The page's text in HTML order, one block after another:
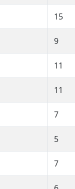
15
9
11
11
7
5
7